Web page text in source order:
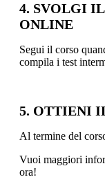
4. SVOLGI
ONLINE
Segui il corso
compila i test
5. OTTIENI
Al termine del
Vuoi maggiori
ora!